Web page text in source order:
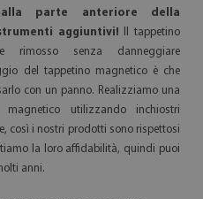
parte anteriore della
aggiuntivi! Il tappetino
rimosso senza danneggiare
del tappetino magnetico è che
con un panno. Realizziamo una
utilizzando inchiostri
così i nostri prodotti sono rispettosi
la loro affidabilità, quindi puoi
anni.